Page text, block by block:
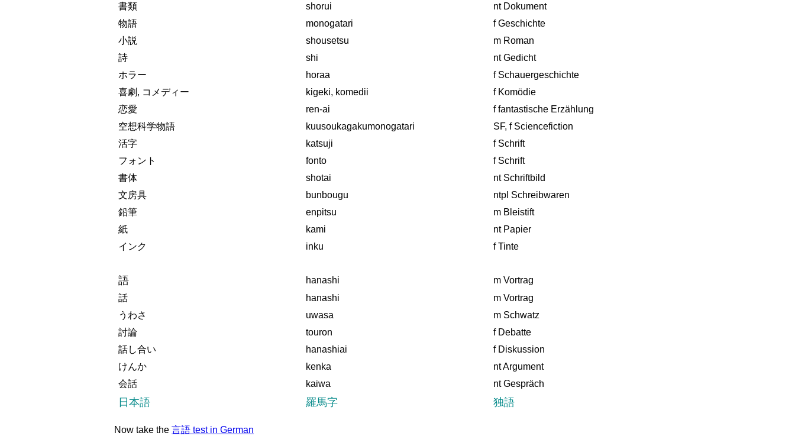
書類
shorui
nt Dokument
物語
monogatari
f Geschichte
小説
shousetsu
m Roman
詩
shi
nt Gedicht
ホラー
horaa
f Schauergeschichte
喜劇, コメディー
kigeki, komedii
f Komödie
恋愛
ren-ai
f fantastische Erzählung
空想科学物語
kuusoukagakumonogatari
SF, f Sciencefiction
活字
katsuji
f Schrift
フォント
fonto
f Schrift
書体
shotai
nt Schriftbild
文房具
bunbougu
ntpl Schreibwaren
鉛筆
enpitsu
m Bleistift
紙
kami
nt Papier
インク
inku f Tinte
語 hanashi
m Vortrag
話
hanashi
m Vortrag
うわさ
uwasa
m Schwatz
討論
touron
f Debatte
話し合い
hanashiai
f Diskussion
けんか
kenka
nt Argument
会話
kaiwa nt Gespräch
日本語 羅馬字 独語
Now take the 言語 test in German